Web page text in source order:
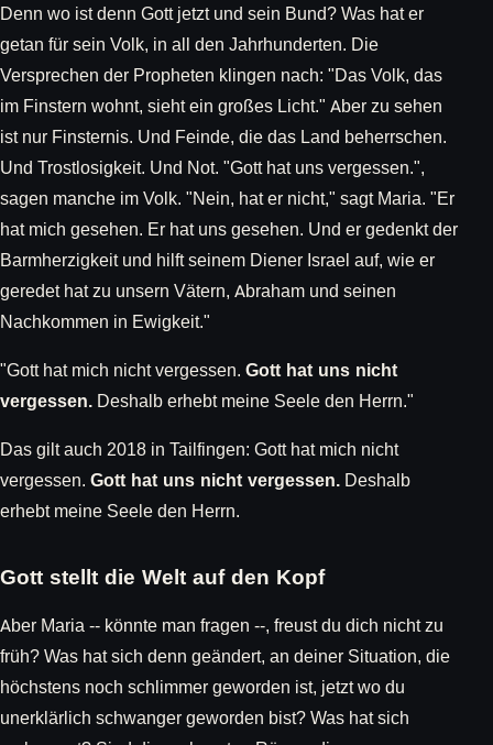
Denn wo ist denn Gott jetzt und sein Bund? Was hat er
getan für sein Volk, in all den Jahrhunderten. Die
Versprechen der Propheten klingen nach: "Das Volk, das
im Finstern wohnt, sieht ein großes Licht." Aber zu sehen
ist nur Finsternis. Und Feinde, die das Land beherrschen.
Und Trostlosigkeit. Und Not. "Gott hat uns vergessen.",
sagen manche im Volk. "Nein, hat er nicht," sagt Maria. "Er
hat mich gesehen. Er hat uns gesehen. Und er gedenkt der
Barmherzigkeit und hilft seinem Diener Israel auf, wie er
geredet hat zu unsern Vätern, Abraham und seinen
Nachkommen in Ewigkeit."
"Gott hat mich nicht vergessen. Gott hat uns nicht
vergessen. Deshalb erhebt meine Seele den Herrn."
Das gilt auch 2018 in Tailfingen: Gott hat mich nicht
vergessen. Gott hat uns nicht vergessen. Deshalb
erhebt meine Seele den Herrn.
Gott stellt die Welt auf den Kopf
Aber Maria -- könnte man fragen --, freust du dich nicht zu
früh? Was hat sich denn geändert, an deiner Situation, die
höchstens noch schlimmer geworden ist, jetzt wo du
unerklärlich schwanger geworden bist? Was hat sich